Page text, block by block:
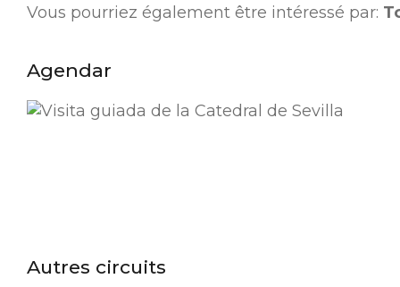
Vous pourriez également être intéressé par:
Agendar
Autres circuits